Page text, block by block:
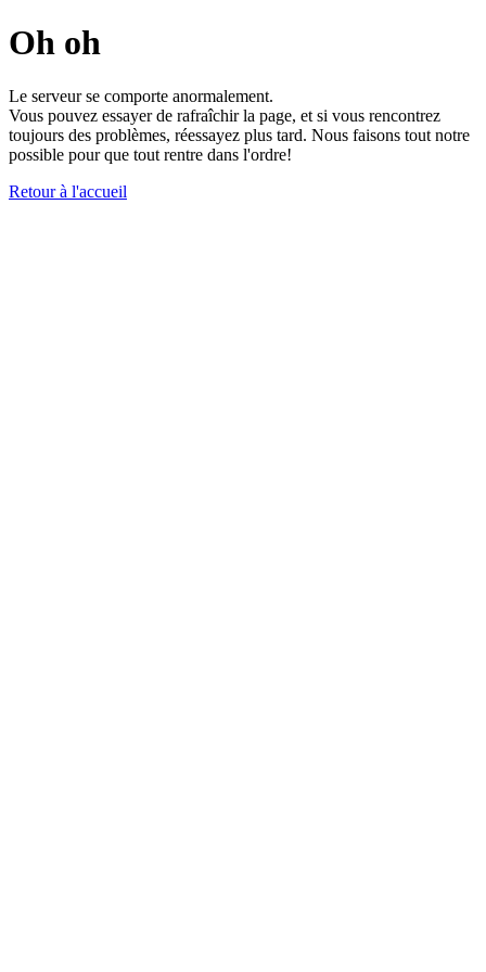
Oh oh
Le serveur se comporte anormalement.
Vous pouvez essayer de rafraîchir la page, et si vous rencontrez
toujours des problèmes, réessayez plus tard. Nous faisons tout notre
possible pour que tout rentre dans l'ordre!
Retour à l'accueil